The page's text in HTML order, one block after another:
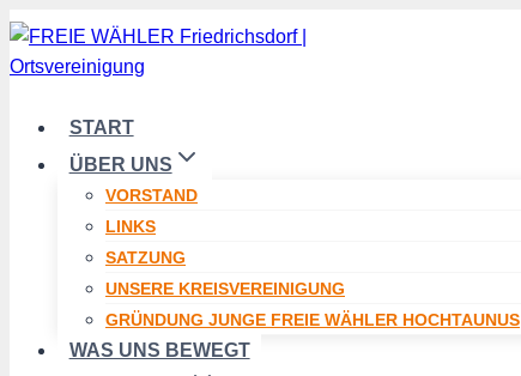
Zum
START
ÜBER UNS
VORSTAND
LINKS
SATZUNG
UNSERE KREISVEREINIGUNG
GRÜNDUNG JUNGE FREIE WÄHLER HOCHTAUNUS
WAS UNS BEWEGT